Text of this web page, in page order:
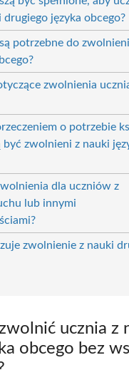
języka obcego?
potrzebne do
zwolnienia
o potrzebie
być zwolnieni z nauki
dla uczniów z
lub innymi
zwolnienie z nauki
ucznia z
obcego bez